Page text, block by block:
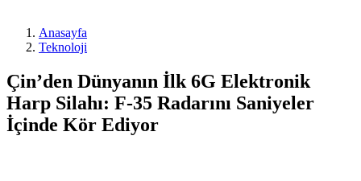
Anasayfa
Teknoloji
Çin’den Dünyanın İlk 6G Elektronik
Harp Silahı: F-35 Radarını Saniyeler
İçinde Kör Ediyor